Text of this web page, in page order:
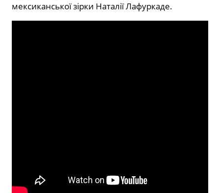
мексиканської зірки Наталії Лафуркаде.